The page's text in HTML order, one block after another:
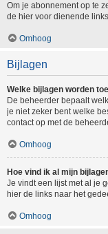
Om je abonnement op te
de hier voor dienende
Omhoog
Bijlagen
Welke bijlagen worden
De beheerder bepaalt
je niet zeker bent welke
contact op met de
Omhoog
Hoe vind ik al mijn
Je vindt een lijst met al je
hier de links naar het
Omhoog